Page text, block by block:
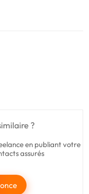
?
en publiant votre
assurés